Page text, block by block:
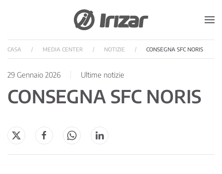
Skip to main content
CASA MEDIA CENTER NOTIZIE CONSEGNA SFC NORIS
29 Gennaio 2026 Ultime notizie
CONSEGNA SFC NORIS